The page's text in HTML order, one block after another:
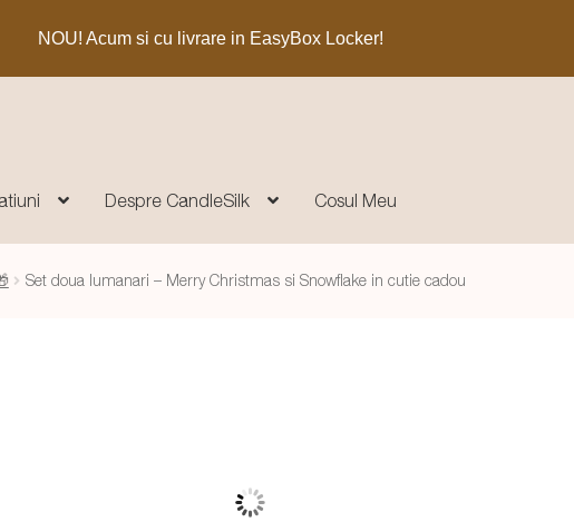
Despre CandleSilk Cosul Meu
Set doua lumanari – Merry Christmas si Snowflake in cutie cadou
NOU! Acum si cu livrare in EasyBox Locker!